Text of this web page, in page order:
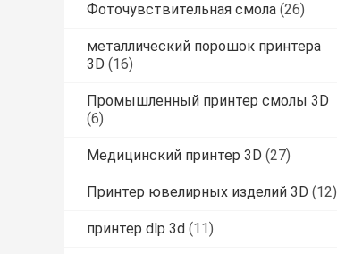
Фоточувствительная смола (26)
металлический порошок принтера
3D (16)
Промышленный принтер смолы 3D
(6)
Медицинский принтер 3D (27)
Принтер ювелирных изделий 3D (12)
принтер dlp 3d (11)